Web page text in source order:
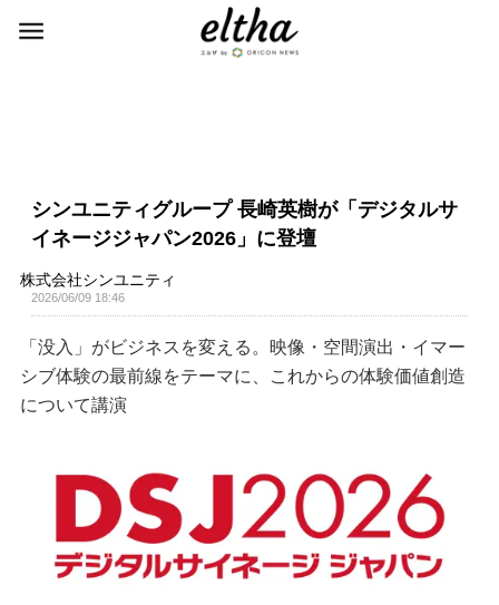
シンユニティグループ 長崎英樹が「デジタルサ
イネージジャパン2026」に登壇
株式会社シンユニティ
2026/06/09 18:46
「没入」がビジネスを変える。映像・空間演出・イマー
シブ体験の最前線をテーマに、これからの体験価値創造
について講演